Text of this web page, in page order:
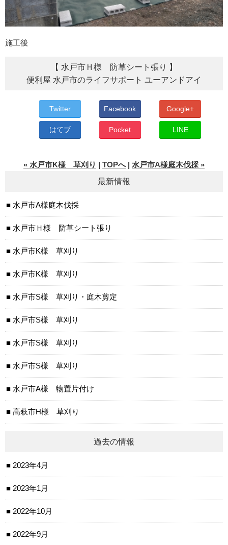
施工後
【 水戸市Ｈ様 防草シート張り 】
便利屋 水戸市のライフサポート ユーアンドアイ
Twitter Facebook Google+
はてブ Pocket LINE
« 水戸市K様 草刈り | TOPへ| 水戸市A様庭木伐採 »
最新情報
水戸市A様庭木伐採
水戸市Ｈ様 防草シート張り
水戸市K様 草刈り
水戸市K様 草刈り
水戸市S様 草刈り・庭木剪定
水戸市S様 草刈り
水戸市S様 草刈り
水戸市S様 草刈り
水戸市A様 物置片付け
高萩市H様 草刈り
過去の情報
2023年4月
2023年1月
2022年10月
2022年9月